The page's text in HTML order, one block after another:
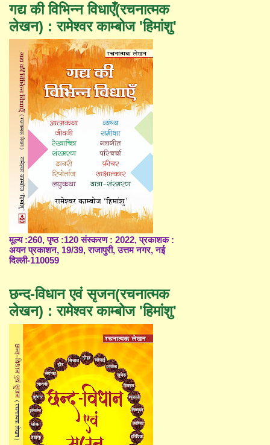
गद्य की विभिन्न विधाएँ(रचनात्मक
लेखन) : रामेश्वर काम्बोज 'हिमांशु'
मूल्य :260, पृष्ठ :120 संस्करण : 2022, प्रकाशक :
अयन प्रकाशन, 19/39, राजापुरी, उत्तम नगर, नई
दिल्ली-110059
छन्द-विधान एवं सृजन(रचनात्मक
लेखन) : रामेश्वर काम्बोज 'हिमांशु'